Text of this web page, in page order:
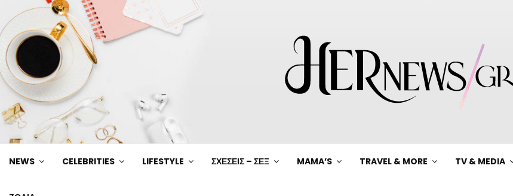
NEWS CELEBRITIES LIFESTYLE ΣΧΕΣΕΙΣ – ΣΕΞ MAMA’S TRAVEL & MORE TV & MEDIA